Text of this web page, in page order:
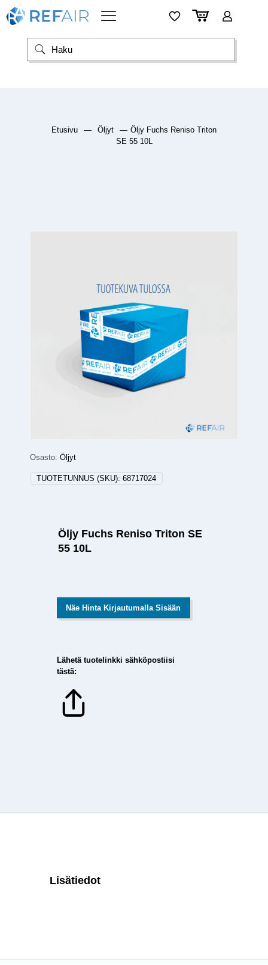
Etusivu — Öljyt — Öljy Fuchs Reniso Triton
SE 55 10L
Osasto: Öljyt
TUOTETUNNUS (SKU): 68717024
Öljy Fuchs Reniso Triton SE
55 10L
Näe Hinta Kirjautumalla Sisään
Lähetä tuotelinkki sähköpostiisi
tästä:
Lisätiedot